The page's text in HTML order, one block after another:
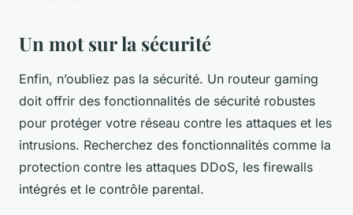
Un mot sur la sécurité
Enfin, n’oubliez pas la sécurité. Un routeur gaming
doit offrir des fonctionnalités de sécurité robustes
pour protéger votre réseau contre les attaques et les
intrusions. Recherchez des fonctionnalités comme la
protection contre les attaques DDoS, les firewalls
intégrés et le contrôle parental.